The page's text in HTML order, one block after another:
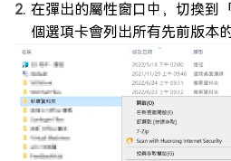
在彈出的屬性窗口中，切換到
個選項卡會列出所有先前版本